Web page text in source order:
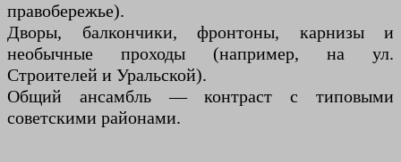
правобережье).
Дворы, балкончики, фронтоны, карнизы и
необычные проходы (например, на ул.
Строителей и Уральской).
Общий ансамбль — контраст с типовыми
советскими районами.